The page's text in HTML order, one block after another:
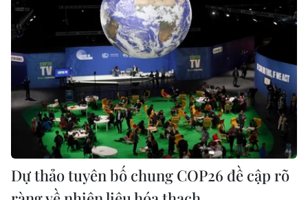
Dự thảo tuyên bố chung COP26 đề cập rõ